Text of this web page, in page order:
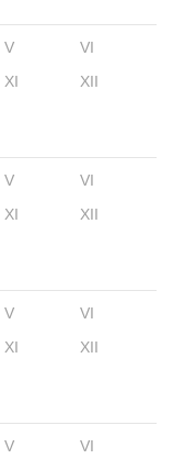
V
VI
XI XII
V
VI
XI XII
V
VI
XI XII
V
VI